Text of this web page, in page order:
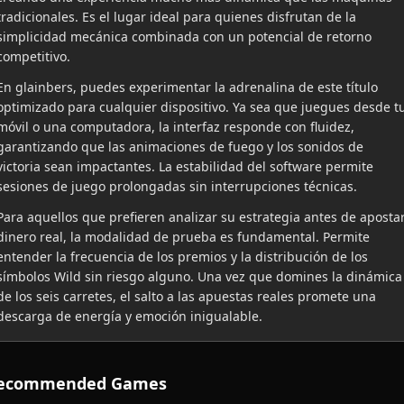
Es el lugar ideal para quienes disfrutan de la
mecánica combinada con un potencial de retorno
glainbers, puedes experimentar la adrenalina de este título
para cualquier dispositivo. Ya sea que juegues desde
o una computadora, la interfaz responde con fluidez,
que las animaciones de fuego y los sonidos de
sean impactantes. La estabilidad del software permite
de juego prolongadas sin interrupciones técnicas.
aquellos que prefieren analizar su estrategia antes de
real, la modalidad de prueba es fundamental. Permite
la frecuencia de los premios y la distribución de los
Wild sin riesgo alguno. Una vez que domines la dinámica
los seis carretes, el salto a las apuestas reales promete una
de energía y emoción inigualable.
Games